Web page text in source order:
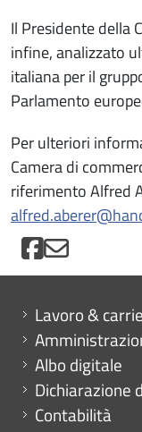
Il Presidente della
infine, analizzato
italiana per il
Parlamento
Per ulteriori
Camera di
riferimento Alfred
Mini menu di
Lavoro &
Albo digitale
Dichiarazione
Contabilità